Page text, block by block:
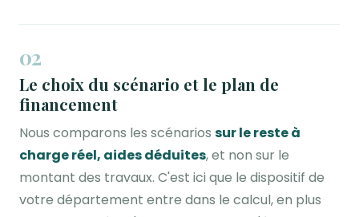
02
Le choix du scénario et le plan de
financement
Nous comparons les scénarios sur le reste à
charge réel, aides déduites, et non sur le
montant des travaux. C'est ici que le dispositif de
votre département entre dans le calcul, en plus